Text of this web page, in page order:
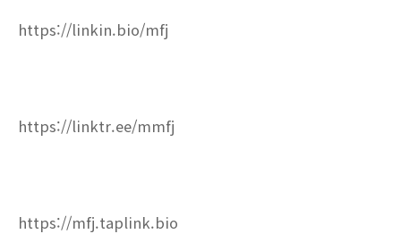
https://linkin.bio/mfj
https://linktr.ee/mmfj
https://mfj.taplink.bio